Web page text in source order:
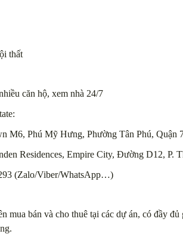
thất
căn hộ, xem nhà 24/7
M6, Phú Mỹ Hưng, Phường Tân Phú, Quận
Residences, Empire City, Đường D12, P.
(Zalo/Viber/WhatsApp…)
mua bán và cho thuê tại các dự án, có đầy